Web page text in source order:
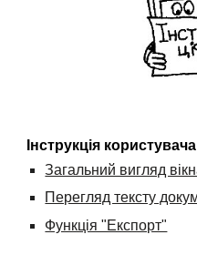
Інструкція користувача
Загальний вигляд
Перегляд тексту
Функція "Експорт"